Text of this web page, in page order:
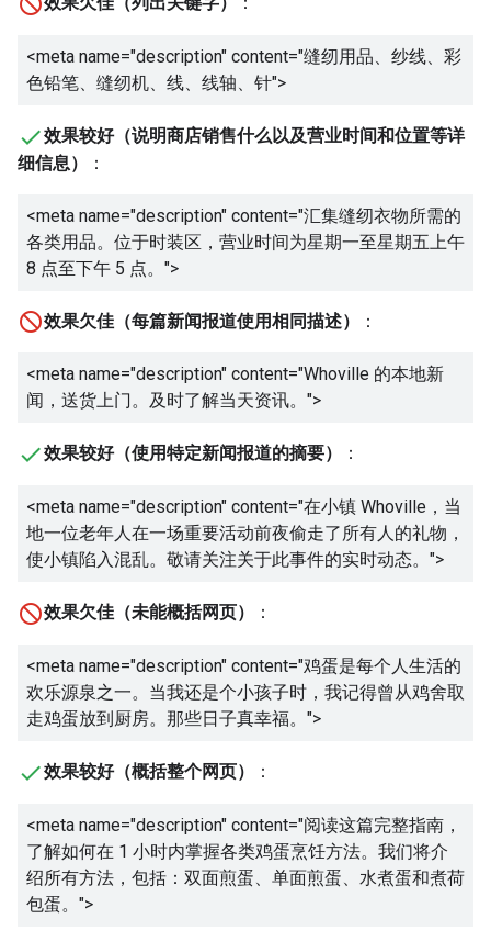
<meta name="description" content="缝纫用品、纱线、彩
色铅笔、缝纫机、线、线轴、针">
效果较好（说明商店销售什么以及营业时间和位置等详
细信息）
：
<meta name="description" content="汇集缝纫衣物所需的
各类用品。位于时装区，营业时间为星期一至星期五上午
8 点至下午 5 点。 ">
效果欠佳（每篇新闻报道使用相同描述） ：
<meta name="description" content="Whoville 的本地新
闻，送货上门。及时了解当天资讯。 ">
效果较好（使用特定新闻报道的摘要） ：
<meta name="description" content="在小镇 Whoville，当
地一位老年人在一场重要活动前夜偷走了所有人的礼物，
使小镇陷入混乱。敬请关注关于此事件的实时动态。 ">
效果欠佳（未能概括网页） ：
<meta name="description" content="鸡蛋是每个人生活的
欢乐源泉之一。当我还是个小孩子时，我记得曾从鸡舍取
走鸡蛋放到厨房。那些日子真幸福。 ">
效果较好（概括整个网页） ：
<meta name="description" content="阅读这篇完整指南，
了解如何在 1 小时内掌握各类鸡蛋烹饪方法。我们将介
绍所有方法，包括：双面煎蛋、单面煎蛋、水煮蛋和煮荷
包蛋。 ">